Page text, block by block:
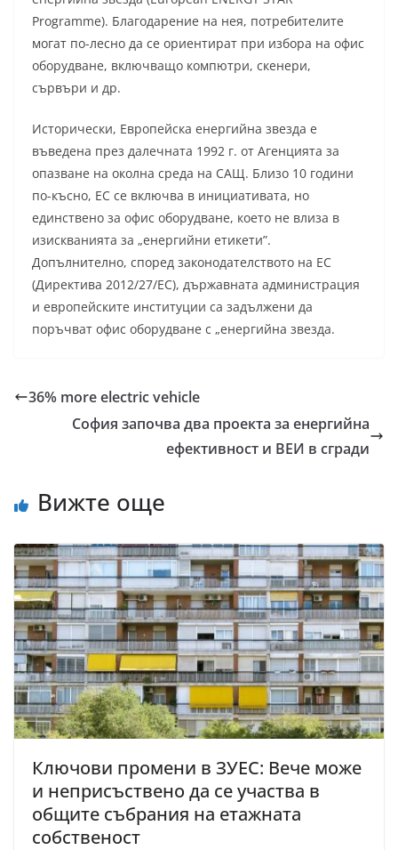
Programme). Благодарение на нея, потребителите
могат по-лесно да се ориентират при избора на офис
оборудване, включващо компютри, скенери,
сървъри и др.
Исторически, Европейска енергийна звезда е
въведена през далечната 1992 г. от Агенцията за
опазване на околна среда на САЩ. Близо 10 години
по-късно, ЕС се включва в инициативата, но
единствено за офис оборудване, което не влиза в
изискванията за „енергийни етикети”.
Допълнително, според законодателството на ЕС
(Директива 2012/27/ЕС), държавната администрация
и европейските институции са задължени да
поръчват офис оборудване с „енергийна звезда.
36% more electric vehicle
София започва два проекта за енергийна
ефективност и ВЕИ в сгради
Вижте още
Ключови промени в ЗУЕС: Вече може
и неприсъствено да се участва в
общите събрания на етажната
собственост